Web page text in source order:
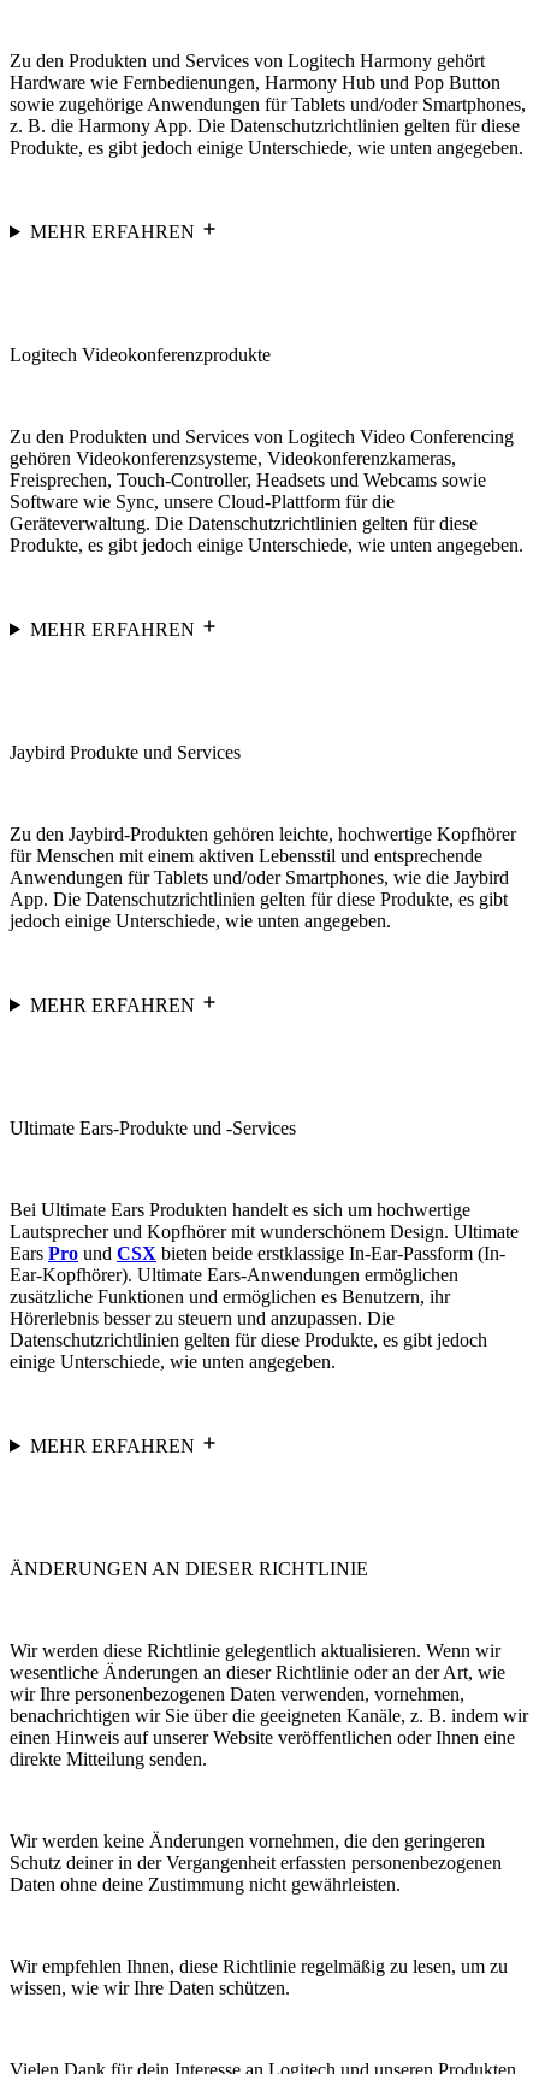
Zu den Produkten und Services von Logitech Harmony gehört
Hardware wie Fernbedienungen, Harmony Hub und Pop Button
sowie zugehörige Anwendungen für Tablets und/oder Smartphones,
z. B. die Harmony App. Die Datenschutzrichtlinien gelten für diese
Produkte, es gibt jedoch einige Unterschiede, wie unten angegeben.
MEHR ERFAHREN
Logitech Videokonferenzprodukte
Zu den Produkten und Services von Logitech Video Conferencing
gehören Videokonferenzsysteme, Videokonferenzkameras,
Freisprechen, Touch-Controller, Headsets und Webcams sowie
Software wie Sync, unsere Cloud-Plattform für die
Geräteverwaltung. Die Datenschutzrichtlinien gelten für diese
Produkte, es gibt jedoch einige Unterschiede, wie unten angegeben.
MEHR ERFAHREN
Jaybird Produkte und Services
Zu den Jaybird-Produkten gehören leichte, hochwertige Kopfhörer
für Menschen mit einem aktiven Lebensstil und entsprechende
Anwendungen für Tablets und/oder Smartphones, wie die Jaybird
App. Die Datenschutzrichtlinien gelten für diese Produkte, es gibt
jedoch einige Unterschiede, wie unten angegeben.
MEHR ERFAHREN
Ultimate Ears-Produkte und -Services
Bei Ultimate Ears Produkten handelt es sich um hochwertige
Lautsprecher und Kopfhörer mit wunderschönem Design. Ultimate
Ears Pro und CSX bieten beide erstklassige In-Ear-Passform (In-
Ear-Kopfhörer). Ultimate Ears-Anwendungen ermöglichen
zusätzliche Funktionen und ermöglichen es Benutzern, ihr
Hörerlebnis besser zu steuern und anzupassen. Die
Datenschutzrichtlinien gelten für diese Produkte, es gibt jedoch
einige Unterschiede, wie unten angegeben.
MEHR ERFAHREN
ÄNDERUNGEN AN DIESER RICHTLINIE
Wir werden diese Richtlinie gelegentlich aktualisieren. Wenn wir
wesentliche Änderungen an dieser Richtlinie oder an der Art, wie
wir Ihre personenbezogenen Daten verwenden, vornehmen,
benachrichtigen wir Sie über die geeigneten Kanäle, z. B. indem wir
einen Hinweis auf unserer Website veröffentlichen oder Ihnen eine
direkte Mitteilung senden.
Wir werden keine Änderungen vornehmen, die den geringeren
Schutz deiner in der Vergangenheit erfassten personenbezogenen
Daten ohne deine Zustimmung nicht gewährleisten.
Wir empfehlen Ihnen, diese Richtlinie regelmäßig zu lesen, um zu
wissen, wie wir Ihre Daten schützen.
Vielen Dank für dein Interesse an Logitech und unseren Produkten